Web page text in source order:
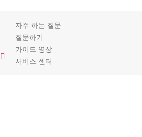
자주 하는 질문
질문하기
가이드 영상
서비스 센터